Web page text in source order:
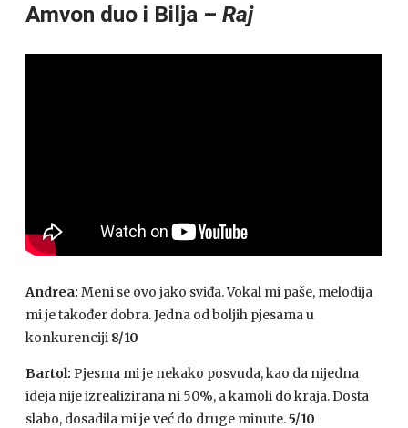
Amvon duo i Bilja – Raj
Andrea: Meni se ovo jako sviđa. Vokal mi paše, melodija
mi je također dobra. Jedna od boljih pjesama u
konkurenciji 8/10
Bartol: Pjesma mi je nekako posvuda, kao da nijedna
ideja nije izrealizirana ni 50%, a kamoli do kraja. Dosta
slabo, dosadila mi je već do druge minute.5/10